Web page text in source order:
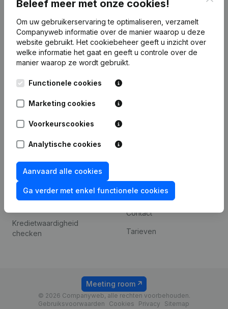
Beleef meer met onze cookies!
Om uw gebruikerservaring te optimaliseren, verzamelt
Companyweb informatie over de manier waarop u deze
website gebruikt. Het cookiebeheer geeft u inzicht over
welke informatie het gaat en geeft u controle over de
manier waarop ze wordt gebruikt.
Functionele cookies
Marketing cookies
Voorkeurscookies
Analytische cookies
Aanvaard alle cookies
Ga verder met enkel functionele cookies
Nederlands
Kantorenpark Everest
248D,
Bedrijfsinformatie
Monitoring
Internationaal zoeken
Prospecteren
Spotlight
fraudepreventie
Jaarrekening raadplegen
Kredietwaardigheid
checken
Betalingservaring
Contact
Tarieven
© 2026 Companyweb, alle rechten voorbehouden.
Gebruiksvoorwaarden
Cookies Privacy Sitemap
Meeting room